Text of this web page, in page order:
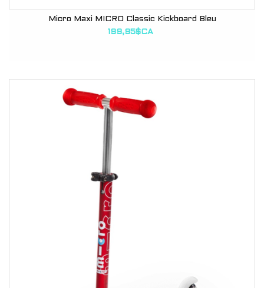
Micro Maxi MICRO Classic Kickboard Bleu
199,95$CA